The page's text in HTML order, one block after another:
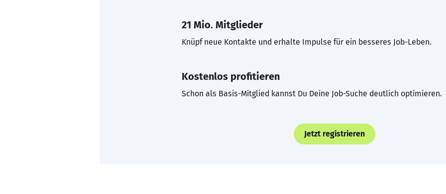
21 Mio. Mitglieder
Knüpf neue Kontakte und erhalte Impulse für ein besseres Job-Leben.
Kostenlos profitieren
Schon als Basis-Mitglied kannst Du Deine Job-Suche deutlich optimieren.
Jetzt registrieren